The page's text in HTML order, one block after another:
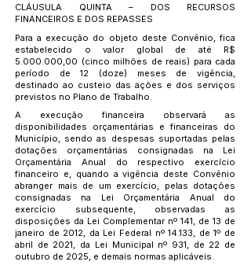
CLÁUSULA QUINTA – DOS RECURSOS
FINANCEIROS E DOS REPASSES
Para a execução do objeto deste Convênio, fica
estabelecido o valor global de até R$
5.000.000 ,00 (cinco milhões de reais) para cada
período de 12 (doze) meses de vigência,
destinado ao custeio das ações e dos serviços
previstos no Plano de Trabalho.
A execução financeira observará as
disponibilidades orçamentárias e financeiras do
Município, sendo as despesas suportadas pelas
dotações orçamentárias consignadas na Lei
Orçamentária Anual do respectivo exercício
financeiro e, quando a vigência deste Convênio
abranger mais de um exercício, pelas dotações
consignadas na Lei Orçamentária Anual do
exercício subsequente, observadas as
disposições da Lei Complementar nº 141, de 13 de
janeiro de 2012, da Lei Federal nº 14.133, de 1º de
abril de 2021, da Lei Municipal nº 931, de 22 de
outubro de 2025, e demais normas aplicáveis.